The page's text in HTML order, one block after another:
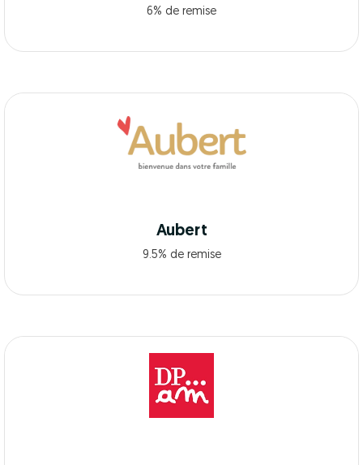
6% de remise
Aubert
9.5% de remise